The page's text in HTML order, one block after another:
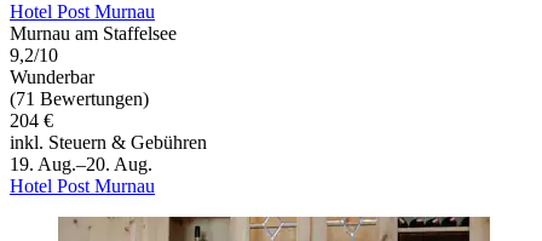
Hotel Post Murnau
Murnau am Staffelsee
9,2/10
Wunderbar
(71 Bewertungen)
204 €
inkl. Steuern & Gebühren
19. Aug.–20. Aug.
Hotel Post Murnau